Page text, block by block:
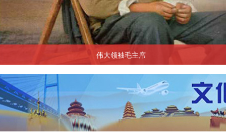
伟大领袖毛主席